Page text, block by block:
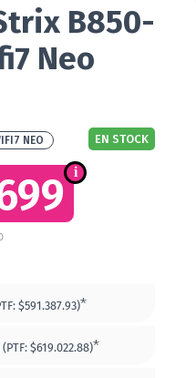
B850-
Neo
NEO EN STOCK
$591.387.93)*
(PTF: $619.022.88)*